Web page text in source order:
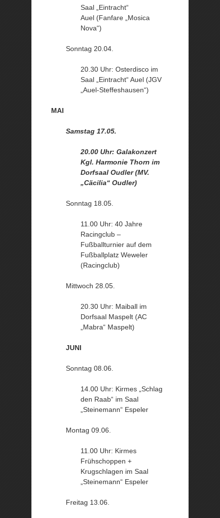
Saal „Eintracht“
Auel (Fanfare „Mosica
Nova“)
Sonntag 20.04.
20.30 Uhr: Osterdisco im
Saal „Eintracht“ Auel (JGV
„Auel-Steffeshausen“)
MAI
Samstag 17.05.
20.00 Uhr: Galakonzert
Kgl. Harmonie Thorn im
Dorfsaal Oudler (MV.
„Cäcilia“ Oudler)
Sonntag 18.05.
11.00 Uhr: 40 Jahre
Racingclub –
Fußballturnier auf dem
Fußballplatz Weweler
(Racingclub)
Mittwoch 28.05.
20.30 Uhr: Maiball im
Dorfsaal Maspelt (AC
„Mabra“ Maspelt)
JUNI
Sonntag 08.06.
14.00 Uhr: Kirmes „Schlag
den Raab“ im Saal
„Steinemann“ Espeler
Montag 09.06.
11.00 Uhr: Kirmes
Frühschoppen +
Krugschlagen im Saal
„Steinemann“ Espeler
Freitag 13.06.